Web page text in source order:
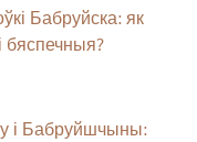
Бабруйска: як
бяспечныя?
і Бабруйшчыны: